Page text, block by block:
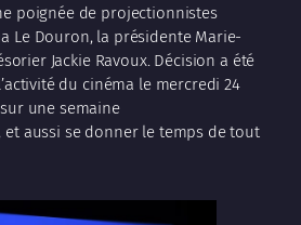
poignée de projectionnistes
Le Douron, la présidente Marie-
Jackie Ravoux. Décision a été
du cinéma le mercredi 24
une semaine
aussi se donner le temps de tout